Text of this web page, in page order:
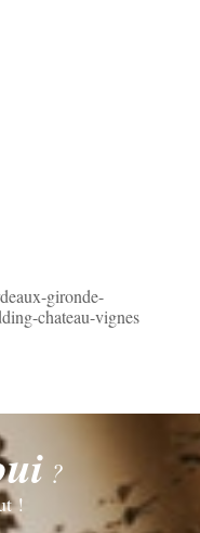
gironde-
chateau-vignes
?
!